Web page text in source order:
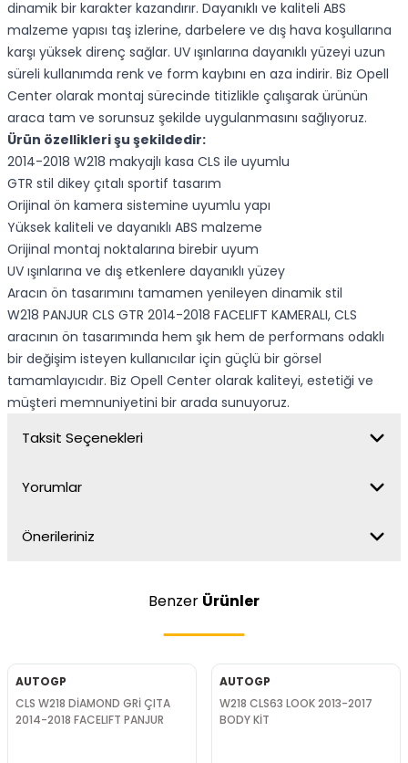
dinamik bir karakter kazandırır. Dayanıklı ve kaliteli ABS
malzeme yapısı taş izlerine, darbelere ve dış hava koşullarına
karşı yüksek direnç sağlar. UV ışınlarına dayanıklı yüzeyi uzun
süreli kullanımda renk ve form kaybını en aza indirir. Biz Opell
Center olarak montaj sürecinde titizlikle çalışarak ürünün
araca tam ve sorunsuz şekilde uygulanmasını sağlıyoruz.
Ürün özellikleri şu şekildedir:
2014-2018 W218 makyajlı kasa CLS ile uyumlu
GTR stil dikey çıtalı sportif tasarım
Orijinal ön kamera sistemine uyumlu yapı
Yüksek kaliteli ve dayanıklı ABS malzeme
Orijinal montaj noktalarına birebir uyum
UV ışınlarına ve dış etkenlere dayanıklı yüzey
Aracın ön tasarımını tamamen yenileyen dinamik stil
W218 PANJUR CLS GTR 2014-2018 FACELIFT KAMERALI, CLS
aracının ön tasarımında hem şık hem de performans odaklı
bir değişim isteyen kullanıcılar için güçlü bir görsel
tamamlayıcıdır. Biz Opell Center olarak kaliteyi, estetiği ve
müşteri memnuniyetini bir arada sunuyoruz.
Taksit Seçenekleri
Yorumlar
Önerileriniz
Benzer Ürünler
AUTOGP
CLS W218 DİAMOND GRİ ÇITA
2014-2018 FACELIFT PANJUR
AUTOGP
W218 CLS63 LOOK 2013-2017
BODY KİT